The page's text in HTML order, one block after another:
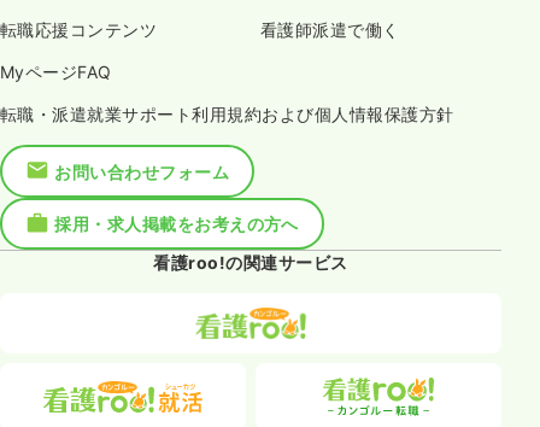
転職応援コンテンツ 看護師派遣で働く
MyページFAQ
転職・派遣就業サポート利用規約および個人情報保護方針
お問い合わせフォーム
採用・求人掲載をお考えの方へ
看護roo!の関連サービス